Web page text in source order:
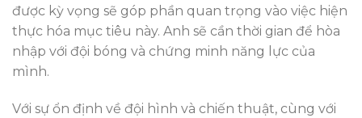
được kỳ vọng sẽ góp phần quan trọng vào việc hiện
thực hóa mục tiêu này. Anh sẽ cần thời gian để hòa
nhập với đội bóng và chứng minh năng lực của
mình.
Với sự ổn định về đội hình và chiến thuật, cùng với